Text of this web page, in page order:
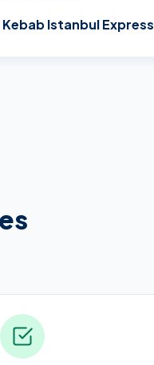
Kebab Istanbul Express